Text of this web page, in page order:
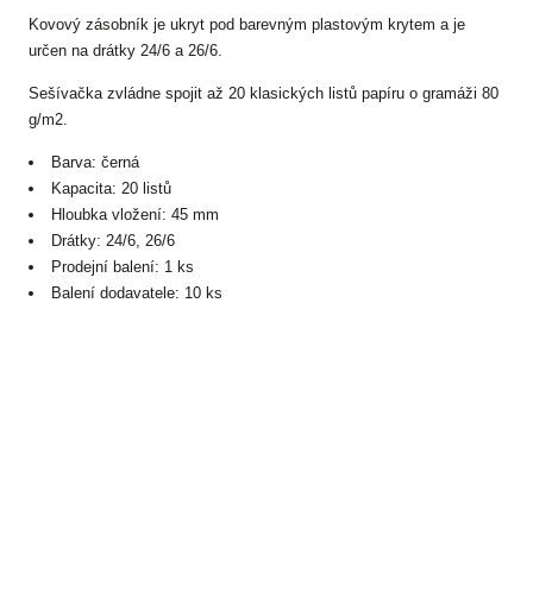
Kovový zásobník je ukryt pod barevným plastovým krytem a je
určen na drátky 24/6 a 26/6.
Sešívačka zvládne spojit až 20 klasických listů papíru o gramáži 80
g/m2.
Barva: černá
Kapacita: 20 listů
Hloubka vložení: 45 mm
Drátky: 24/6, 26/6
Prodejní balení: 1 ks
Balení dodavatele: 10 ks